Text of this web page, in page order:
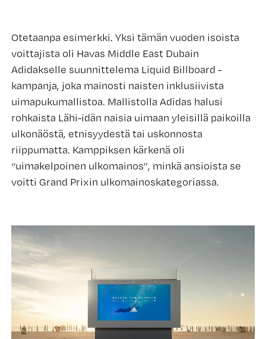
Otetaanpa esimerkki. Yksi tämän vuoden isoista
voittajista oli Havas Middle East Dubain
Adidakselle suunnittelema Liquid Billboard -
kampanja, joka mainosti naisten inklusiivista
uimapukumallistoa. Mallistolla Adidas halusi
rohkaista Lähi-idän naisia uimaan yleisillä paikoilla
ulkonäöstä, etnisyydestä tai uskonnosta
riippumatta. Kamppiksen kärkenä oli
“uimakelpoinen ulkomainos”, minkä ansioista se
voitti Grand Prixin ulkomainoskategoriassa.